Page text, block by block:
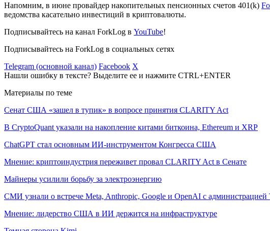
Напомним, в июне провайдер накопительных пенсионных счетов 401(k)
ведомства касательно инвестиций в криптовалюты.
Подписывайтесь на канал ForkLog в YouTube!
Подписывайтесь на ForkLog в социальных сетях
Telegram (основной канал) Facebook X
Нашли ошибку в тексте? Выделите ее и нажмите CTRL+ENTER
Материалы по теме
Сенат США «зашел в тупик» в вопросе принятия CLARITY Act
В CryptoQuant указали на накопление китами биткоина, Ethereum и XRP
ChatGPT стал основным ИИ-инструментом Конгресса США
Мнение: криптоиндустрия переживет провал CLARITY Act в Сенате
Майнеры усилили борьбу за электроэнергию
СМИ узнали о встрече Meta, Anthropic, Google и OpenAI с администрацией
Мнение: лидерство США в ИИ держится на инфраструктуре